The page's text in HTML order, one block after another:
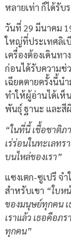
หลายเท่า ก็ได้รับ
วันที่ 29 มีนาคม
ใหญ่ที่ประเทศลิเ
เครื่องต้องเดินทา
ก่อนได้รับความช่
เฉียดตายครั้งนี้น
ทำให้ผู้อ่านได้เห็
พันธ์ุ ฐานะ และสี
“ในที่นี้ เชื้อชาติ
เร่ร่อนในทะเลท
บนไหล่ของเรา”
แซงเตก-ซูเปรี จ
สำหรับเขา “ใบห
ของมนุษย์ทุกคน เ
เราแล้ว เธอคือภ
ทุกคน”